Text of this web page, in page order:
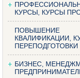
КУРСЫ, КУРСЫ
ПОВЫШЕНИЕ
КВАЛИФИКАЦИИ,
ПЕРЕПОДГОТОВКИ
БИЗНЕС,